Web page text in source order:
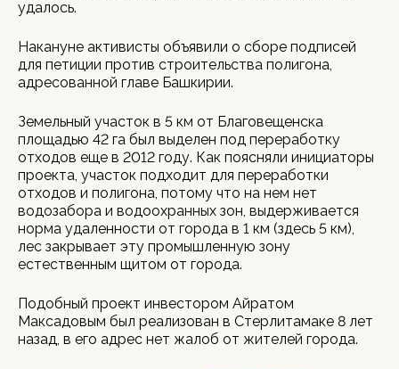
удалось.
Накануне активисты объявили о сборе подписей
для петиции против строительства полигона,
адресованной главе Башкирии.
Земельный участок в 5 км от Благовещенска
площадью 42 га был выделен под переработку
отходов еще в 2012 году. Как поясняли инициаторы
проекта, участок подходит для переработки
отходов и полигона, потому что на нем нет
водозабора и водоохранных зон, выдерживается
норма удаленности от города в 1 км (здесь 5 км),
лес закрывает эту промышленную зону
естественным щитом от города.
Подобный проект инвестором Айратом
Максадовым был реализован в Стерлитамаке 8 лет
назад, в его адрес нет жалоб от жителей города.